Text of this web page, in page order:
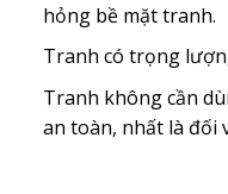
hỏng bề mặt tranh.
Tranh có trọng
Tranh không cần
an toàn, nhất là đối